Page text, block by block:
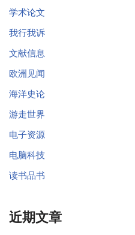
学术论文
我行我诉
文献信息
欧洲见闻
海洋史论
游走世界
电子资源
电脑科技
读书品书
近期文章